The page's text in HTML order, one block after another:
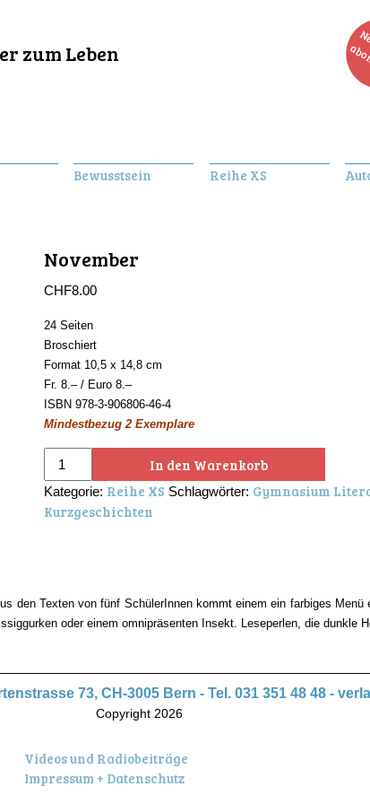
zum Leben
Bewusstsein Reihe XS
November
CHF8.00
24 Seiten
Broschiert
Format 10,5 x 14,8 cm
Fr. 8.– / Euro 8.–
ISBN 978-3-906806-46-4
Mindestbezug 2 Exemplare
November
In den Warenkorb
Kategorie: Reihe XS Schlagwörter: Gymnasium
Kurzgeschichten
den Texten von fünf SchülerInnen kommt einem ein farbiges
oder einem omnipräsenten Insekt. Leseperlen, die dunkle
73, CH-3005 Bern - Tel. 031 351 48 48 -
Copyright 2026
Videos und Radiobeiträge
Impressum + Datenschutz